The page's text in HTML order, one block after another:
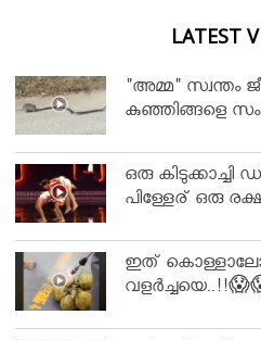
LATEST
"അമ്മ" സ്വന്തം
കുഞ്ഞിങ്ങളെ
ഒരു
പിള്ളേര് ഒരു
ഇത്